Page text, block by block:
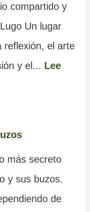
compartido y
Un lugar
reflexión, el arte
y el... Lee
más secreto
y sus buzos.
de